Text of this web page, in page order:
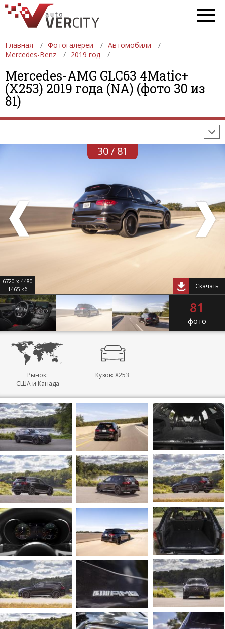
Главная Фотогалереи
Автомобили
Mercedes-Benz
2019 год
Mercedes-AMG GLC63 4Matic+
(X253) 2019 года (NA) (фото 30 из
81)
ФОТОГАЛЕРЕИ АВТОМОБИЛИ
ДЕВУШКИ
АВТОСАЛОНЫ
30 / 81
6720 x 4480
1465 кб
Скачать
81
фото
Рынок:
США и Канада
Кузов: X253